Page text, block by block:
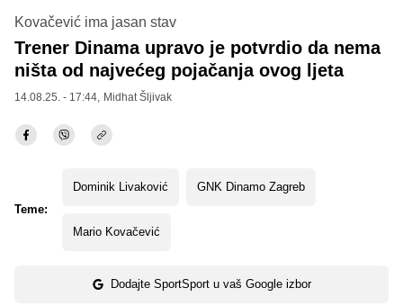
Kovačević ima jasan stav
Trener Dinama upravo je potvrdio da nema
ništa od najvećeg pojačanja ovog ljeta
14.08.25. - 17:44, Midhat Šljivak
Teme:
Dominik Livaković GNK Dinamo Zagreb
Mario Kovačević
Dodajte SportSport u vaš Google izbor